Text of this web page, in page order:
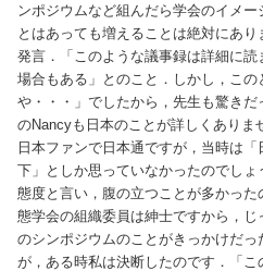
ンポジウムなど組んだら学会のイメ
とはあっても増えることは絶対にあ
発言．「このような議事録は詳細に
場合もある」とのこと．しかし，この
や・・・」でしたから，先生も驚き
のNancyも日本のことが詳しくありま
日本ファンで日本通ですが，当時は
下」としか思っていなかったのでし
態度と言い，腹の立つことが多かっ
態学会の組織委員は紳士ですから，
のシンポジウムのことがきっかけだ
が，ある時私は決断したのです．「